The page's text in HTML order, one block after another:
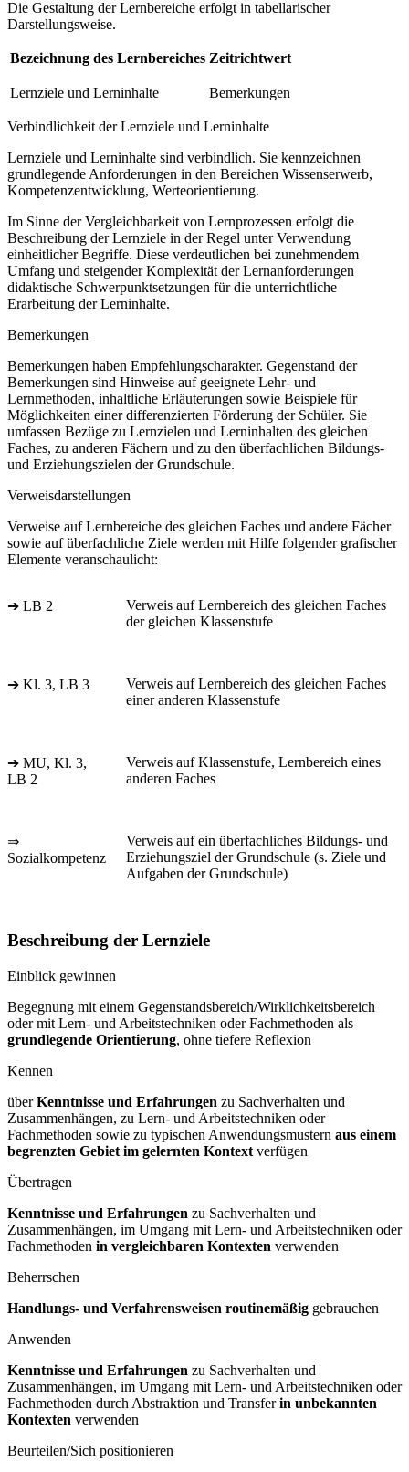
Die Gestaltung der Lernbereiche erfolgt in tabellarischer
Darstellungsweise.
Bezeichnung des Lernbereiches Zeitrichtwert
Lernziele und Lerninhalte Bemerkungen
Verbindlichkeit der Lernziele und Lerninhalte
Lernziele und Lerninhalte sind verbindlich. Sie kennzeichnen
grundlegende Anforderungen in den Bereichen Wissenserwerb,
Kompetenzentwicklung, Werteorientierung.
Im Sinne der Vergleichbarkeit von Lernprozessen erfolgt die
Beschreibung der Lernziele in der Regel unter Verwendung
einheitlicher Begriffe. Diese verdeutlichen bei zunehmendem
Umfang und steigender Komplexität der Lernanforderungen
didaktische Schwerpunktsetzungen für die unterrichtliche
Erarbeitung der Lerninhalte.
Bemerkungen
Bemerkungen haben Empfehlungscharakter. Gegenstand der
Bemerkungen sind Hinweise auf geeignete Lehr- und
Lernmethoden, inhaltliche Erläuterungen sowie Beispiele für
Möglichkeiten einer differenzierten Förderung der Schüler. Sie
umfassen Bezüge zu Lernzielen und Lerninhalten des gleichen
Faches, zu anderen Fächern und zu den überfachlichen Bildungs-
und Erziehungszielen der Grundschule.
Verweisdarstellungen
Verweise auf Lernbereiche des gleichen Faches und andere Fächer
sowie auf überfachliche Ziele werden mit Hilfe folgender grafischer
Elemente veranschaulicht:
➔ LB 2
Verweis auf Lernbereich des gleichen Faches
der gleichen Klassenstufe
➔ Kl. 3, LB 3
Verweis auf Lernbereich des gleichen Faches
einer anderen Klassenstufe
➔ MU, Kl. 3,
LB 2
Verweis auf Klassenstufe, Lernbereich eines
anderen Faches
⇒
Sozialkompetenz
Verweis auf ein überfachliches Bildungs- und
Erziehungsziel der Grundschule (s. Ziele und
Aufgaben der Grundschule)
Beschreibung der Lernziele
Einblick gewinnen
Begegnung mit einem Gegenstandsbereich/Wirklichkeitsbereich
oder mit Lern- und Arbeitstechniken oder Fachmethoden als
grundlegende Orientierung, ohne tiefere Reflexion
Kennen
überKenntnisse und Erfahrungen zu Sachverhalten und
Zusammenhängen, zu Lern- und Arbeitstechniken oder
Fachmethoden sowie zu typischen Anwendungsmustern aus einem
begrenzten Gebiet im gelernten Kontext verfügen
Übertragen
Kenntnisse und Erfahrungen zu Sachverhalten und
Zusammenhängen, im Umgang mit Lern- und Arbeitstechniken oder
Fachmethoden in vergleichbaren Kontexten verwenden
Beherrschen
Handlungs- und Verfahrensweisen routinemäßig gebrauchen
Anwenden
Kenntnisse und Erfahrungen zu Sachverhalten und
Zusammenhängen, im Umgang mit Lern- und Arbeitstechniken oder
Fachmethoden durch Abstraktion und Transferin unbekannten
Kontexten verwenden
Beurteilen/Sich positionieren